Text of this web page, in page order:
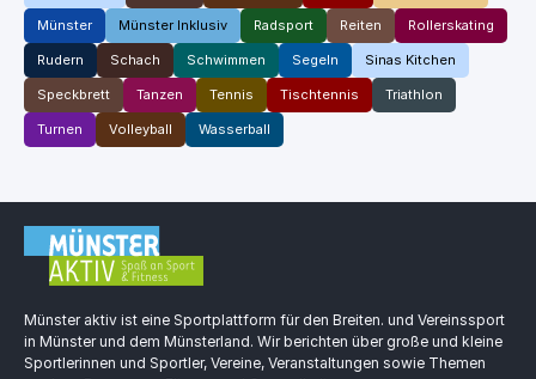
Münster Münster Inklusiv Radsport Reiten Rollerskating
Rudern Schach Schwimmen Segeln Sinas Kitchen
Speckbrett Tanzen Tennis Tischtennis Triathlon
Turnen Volleyball Wasserball
Münster aktiv ist eine Sportplattform für den Breiten. und Vereinssport
in Münster und dem Münsterland. Wir berichten über große und kleine
Sportlerinnen und Sportler, Vereine, Veranstaltungen sowie Themen